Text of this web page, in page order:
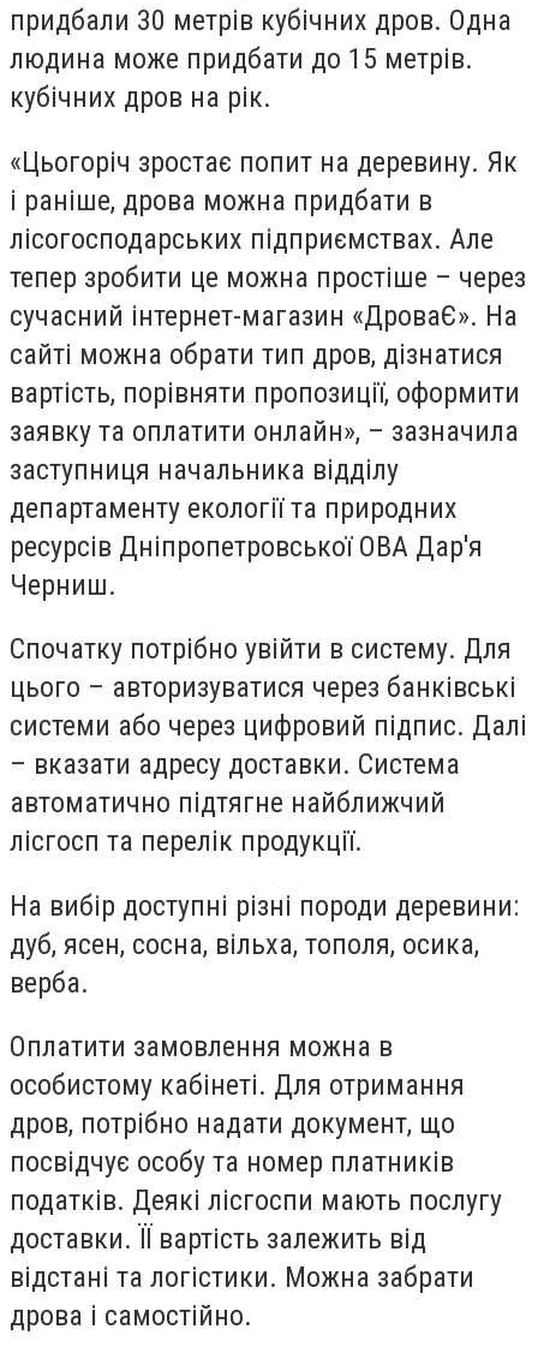
придбали 30 метрів кубічних дров. Одна
людина може придбати до 15 метрів.
кубічних дров на рік.
«Цьогоріч зростає попит на деревину. Як
і раніше, дрова можна придбати в
лісогосподарських підприємствах. Але
тепер зробити це можна простіше – через
сучасний інтернет-магазин «ДроваЄ». На
сайті можна обрати тип дров, дізнатися
вартість, порівняти пропозиції, оформити
заявку та оплатити онлайн», – зазначила
заступниця начальника відділу
департаменту екології та природних
ресурсів Дніпропетровської ОВА Дар'я
Черниш.
Спочатку потрібно увійти в систему. Для
цього – авторизуватися через банківські
системи або через цифровий підпис. Далі
– вказати адресу доставки. Система
автоматично підтягне найближчий
лісгосп та перелік продукції.
На вибір доступні різні породи деревини:
дуб, ясен, сосна, вільха, тополя, осика,
верба.
Оплатити замовлення можна в
особистому кабінеті. Для отримання
дров, потрібно надати документ, що
посвідчує особу та номер платників
податків. Деякі лісгоспи мають послугу
доставки. ЇЇ вартість залежить від
відстані та логістики. Можна забрати
дрова і самостійно.